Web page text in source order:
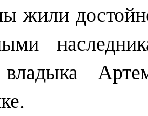
жили
владыка